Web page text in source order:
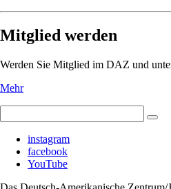
Mitglied werden
Werden Sie Mitglied im DAZ und
Mehr
instagram
facebook
YouTube